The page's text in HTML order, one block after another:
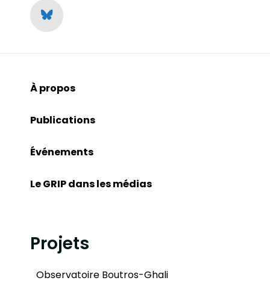
À propos
Publications
Événements
Le GRIP dans les médias
Projets
Observatoire Boutros-Ghali